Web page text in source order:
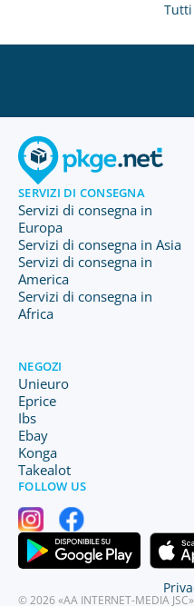
SERVIZI DI CONSEGNA
Servizi di consegna in
Europa
Servizi di consegna in Asia
Servizi di consegna in
America
Servizi di consegna in
Africa
NEGOZI
Unieuro
Eprice
Ibs
Ebay
Konga
Takealot
FOLLOW US
© 2026 «AA INTERNET-MEDIA JSC»